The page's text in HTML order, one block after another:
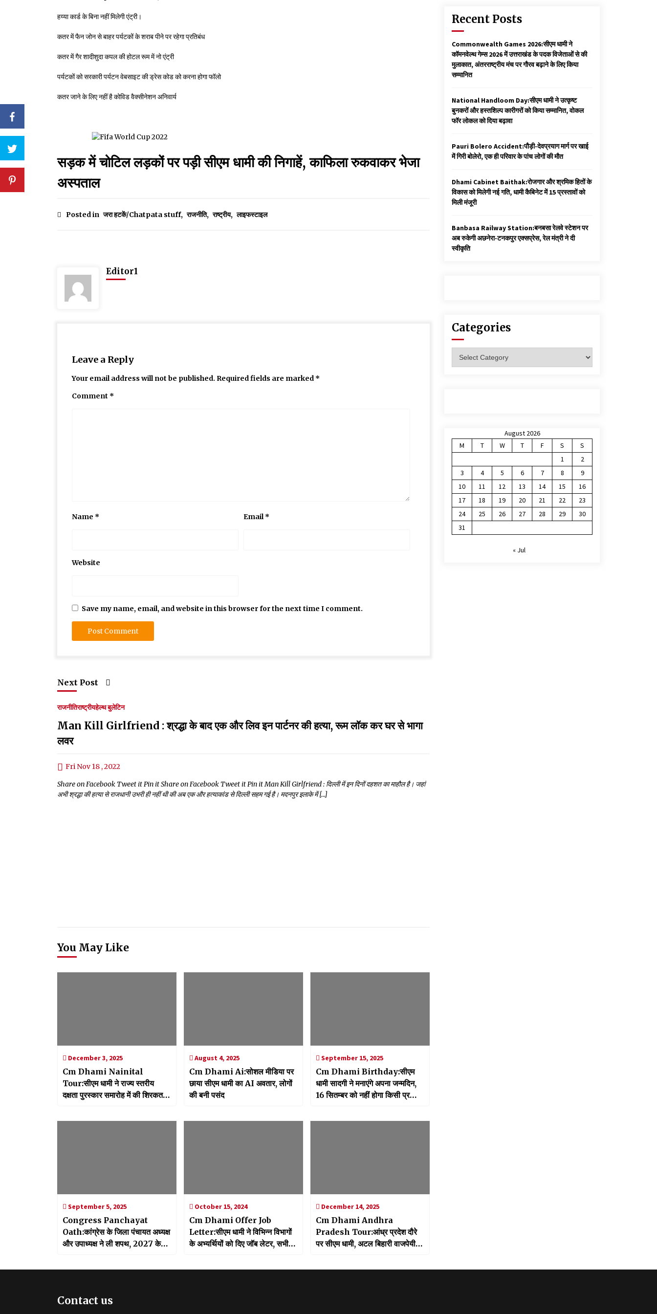
हय्या कार्ड के बिना नहीं मिलेगी एंट्री।
कतर में फैन जोन से बाहर पर्यटकों के शराब पीने पर रहेगा प्रतिबंध
कतर में गैर शादीशुदा कपल की होटल रूम में नो एंट्री
पर्यटकों को सरकारी पर्यटन वेबसाइट की ड्रेस कोड को करना होगा फॉलो
कतर जाने के लिए नहीं है कोविड वैक्सीनेशन अनिवार्य
सड़क में चोटिल लड़कों पर पड़ी सीएम धामी की निगाहें, काफिला रुकवाकर भेजा
अस्पताल
Posted in जरा हटकें/Chatpata stuff, राजनीति, राष्ट्रीय, लाइफस्टाइल
Editor1
Leave a Reply
Your email address will not be published. Required fields are marked *
Comment *
Name * Email*
Website
Save my name, email, and website in this browser for the next time I comment.
Next Post
राजनीतिराष्ट्रीयहेल्थ बुलेटिन
Man Kill Girlfriend : श्रद्धा के बाद एक और लिव इन पार्टनर की हत्या, रूम लॉक कर घर से भागा
लवर
Fri Nov 18 , 2022
Share on Facebook Tweet it Pin it Share on Facebook Tweet it Pin it Man Kill Girlfriend : दिल्ली में इन दिनों दहशत का माहौल है। जहां
अभी श्रद्धा की हत्या से राजधानी उभरी ही नहीं थी की अब एक और हत्याकांड से दिल्ली सहम गई है। मदनपुर इलाके में […]
You May Like
December 3, 2025
Cm Dhami Nainital
Tour:सीएम धामी ने राज्य स्तरीय
दक्षता पुरस्कार समारोह में की शिरकत,
August 4, 2025
Cm Dhami Ai:सोशल मीडिया पर
छाया सीएम धामी का AI अवतार, लोगों
की बनी पसंद
September 15, 2025
Cm Dhami Birthday:सीएम
धामी सादगी ने मनाएंगे अपना जन्मदिन,
16 सितम्बर को नहीं होगा किसी प्रकार
September 5, 2025
Congress Panchayat
Oath:कांग्रेस के जिला पंचायत अध्यक्ष
और उपाध्यक्ष ने ली शपथ, 2027 के
October 15, 2024
Cm Dhami Offer Job
Letter:सीएम धामी ने विभिन्न विभागों
के अभ्यर्थियों को दिए जॉब लेटर, सभी
December 14, 2025
Cm Dhami Andhra
Pradesh Tour:आंध्र प्रदेश दौरे
पर सीएम धामी, अटल बिहारी वाजपेयी
Recent Posts
Commonwealth Games 2026:सीएम धामी ने
कॉमनवेल्थ गेम्स 2026 में उत्तराखंड के पदक विजेताओं से की
मुलाकात, अंतरराष्ट्रीय मंच पर गौरव बढ़ाने के लिए किया
सम्मानित
National Handloom Day:सीएम धामी ने उत्कृष्ट
बुनकरों और हस्तशिल्प कारीगरों को किया सम्मानित, वोकल
फॉर लोकल को दिया बढ़ावा
Pauri Bolero Accident:पौड़ी-देवप्रयाग मार्ग पर खाई
में गिरी बोलेरो, एक ही परिवार के पांच लोगों की मौत
Dhami Cabinet Baithak:रोजगार और श्रमिक हितों के
विकास को मिलेगी नई गति, धामी कैबिनेट में 15 प्रस्तावों को
मिली मंजूरी
Banbasa Railway Station:बनबसा रेलवे स्टेशन पर
अब रुकेगी अछनेरा-टनकपुर एक्सप्रेस, रेल मंत्री ने दी
स्वीकृति
Categories
August 2026
M
T W T F S
S
1
2
3
4 5 6 7 8
9
10
11 12 13 14 15
16
17
18 19 20 21 22
23
24
25 26 27 28 29
30
31
« Jul
Contact us